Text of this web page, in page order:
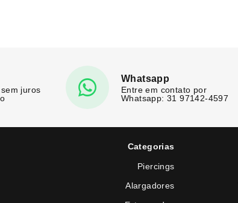
juros
Whatsapp
Entre em contato por
Whatsapp: 31 97142-4597
Categorias
Piercings
Alargadores